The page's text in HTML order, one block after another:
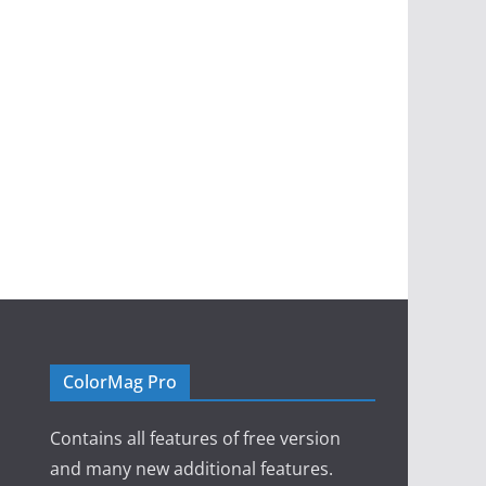
ColorMag Pro
Contains all features of free version
and many new additional features.